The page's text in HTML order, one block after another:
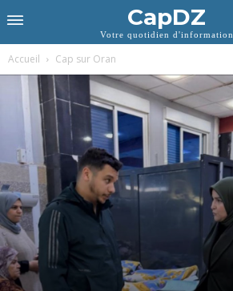
CapDZ
Votre quotidien d'information
Accueil Cap sur Oran